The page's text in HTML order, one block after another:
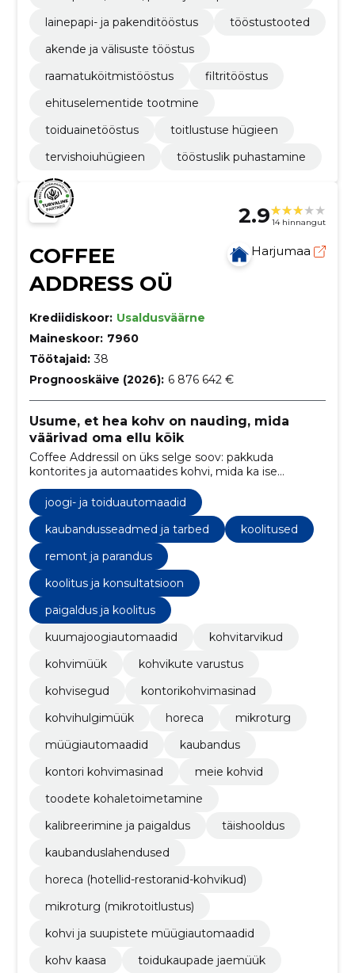
lainepapi- ja pakenditööstus
tööstustooted
akende ja välisuste tööstus
raamatuköitmistööstus
filtritööstus
ehituselementide tootmine
toiduainetööstus
toitlustuse hügieen
tervishoiuhügieen
tööstuslik puhastamine
2.9 14 hinnangut
COFFEE
ADDRESS OÜ
Harjumaa
Krediidiskoor: Usaldusväärne
Maineskoor: 7960
Töötajaid: 38
Prognooskäive (2026): 6 876 642 €
Usume, et hea kohv on nauding, mida
väärivad oma ellu kõik
Coffee Addressil on üks selge soov: pakkuda
kontorites ja automaatides kohvi, mida ka ise
naudinguga joome.
joogi- ja toiduautomaadid
kaubandusseadmed ja tarbed
koolitused
remont ja parandus
koolitus ja konsultatsioon
paigaldus ja koolitus
kuumajoogiautomaadid
kohvitarvikud
kohvimüük
kohvikute varustus
kohvisegud
kontorikohvimasinad
kohvihulgimüük
horeca
mikroturg
müügiautomaadid
kaubandus
kontori kohvimasinad
meie kohvid
toodete kohaletoimetamine
kalibreerimine ja paigaldus
täishooldus
kaubanduslahendused
horeca (hotellid-restoranid-kohvikud)
mikroturg (mikrotoitlustus)
kohvi ja suupistete müügiautomaadid
kohv kaasa
toidukaupade jaemüük